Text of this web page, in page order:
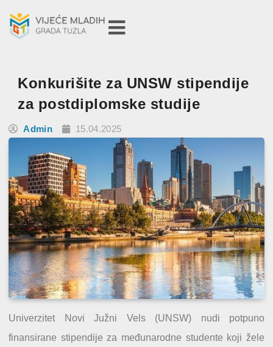
Konkurišite za UNSW stipendije
za postdiplomske studije
Admin 15.04.2025
Univerzitet Novi Južni Vels (UNSW) nudi potpuno
finansirane stipendije za međunarodne studente koji žele